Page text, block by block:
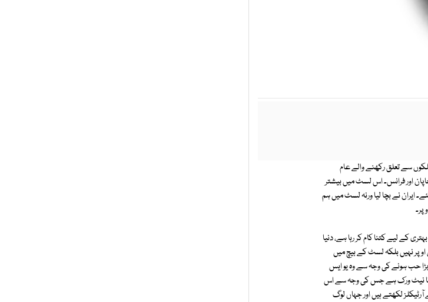
سے تعلق رکھنے والے عام
اور فرانس۔ اس لسٹ میں بیشتر
ایران نے بچا لیا ورنہ لسٹ میں ہم
کے لیے کتنا کام کر رہا ہے، دنیا
اوپر نہیں بلکہ لسٹ کے بیچ میں
حب ہونے کی وجہ سے وہ یو ایس
نیٹ ورک ہے جس کی وجہ سے اس
لکھتے ہیں اور جہاں لوگ